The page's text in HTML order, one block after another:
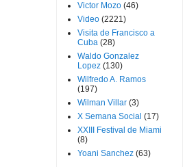
Victor Mozo (46)
Video (2221)
Visita de Francisco a
Cuba (28)
Waldo Gonzalez
Lopez (130)
Wilfredo A. Ramos
(197)
Wilman Villar (3)
X Semana Social (17)
XXIII Festival de Miami
(8)
Yoani Sanchez (63)